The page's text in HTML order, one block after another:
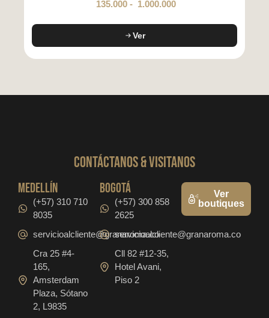
135.000 - 1.000.000
Ver
CONTáCTanos & VISITANOS
medellín
(+57) 310 710
8035
servicioalcliente@granaroma.co
Cra 25 #4-
165,
Amsterdam
Plaza, Sótano
2, L9835
bogotá
(+57) 300 858
2625
servicioalcliente@granaroma.co
Cll 82 #12-35,
Hotel Avani,
Piso 2
Ver
boutiques